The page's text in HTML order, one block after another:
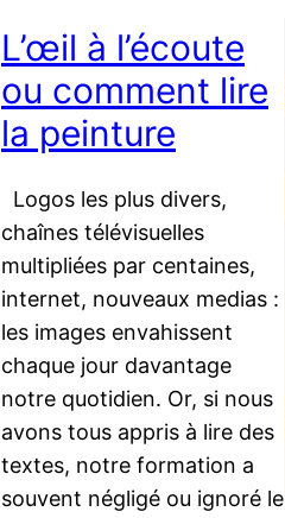
L’œil à l’écoute
ou comment lire
la peinture
Logos les plus divers,
chaînes télévisuelles
multipliées par centaines,
internet, nouveaux medias :
les images envahissent
chaque jour davantage
notre quotidien. Or, si nous
avons tous appris à lire des
textes, notre formation a
souvent négligé ou ignoré le